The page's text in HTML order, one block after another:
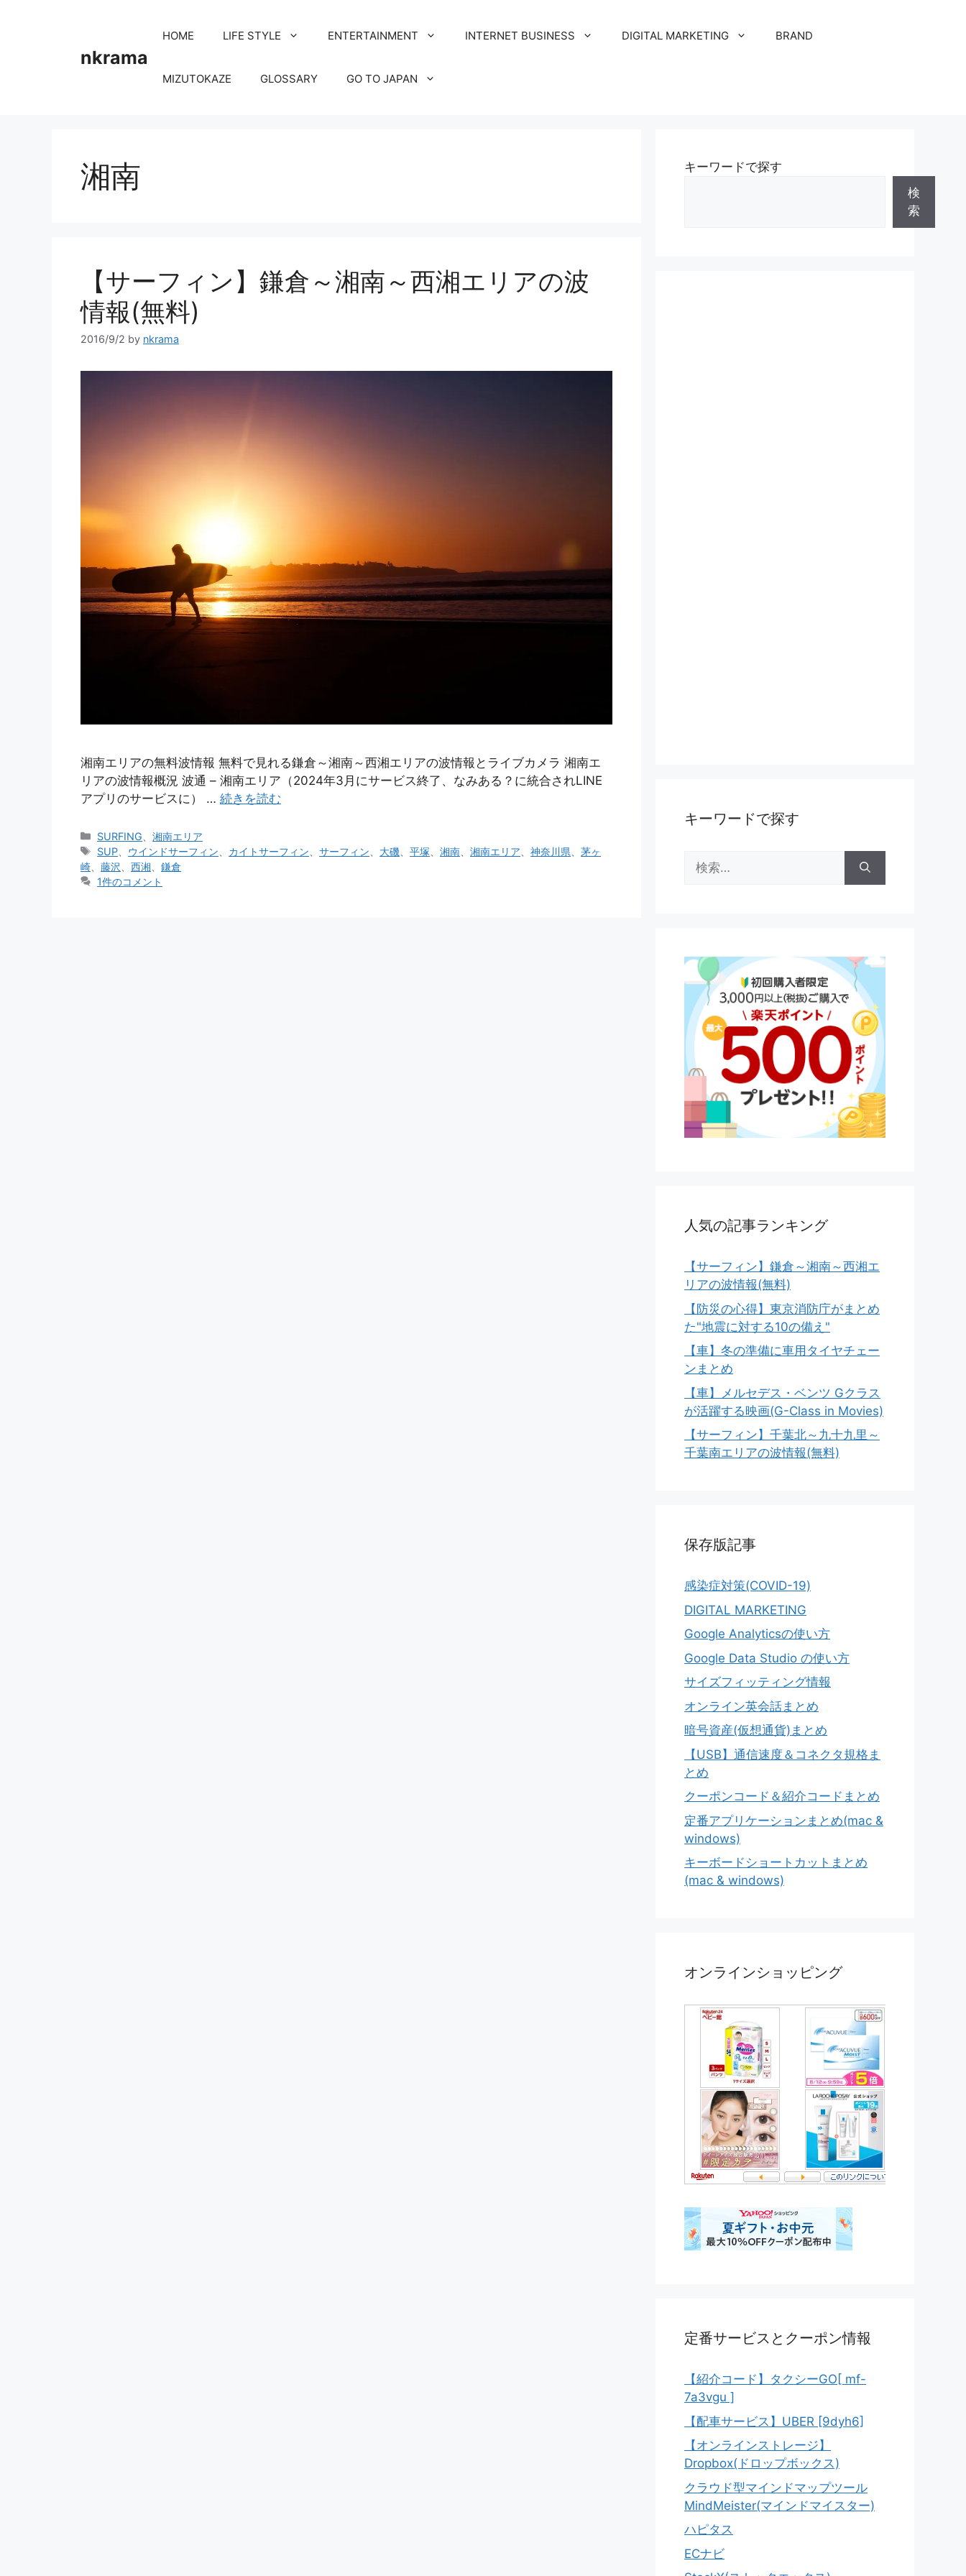
nkrama
HOME LIFE STYLE ENTERTAINMENT INTERNET BUSINESS DIGITAL MARKETING BRAND
MIZUTOKAZE GLOSSARY GO TO JAPAN
湘南
【サーフィン】鎌倉～湘南～西湘エリアの波
情報(無料)
2016/9/2 by nkrama
湘南エリアの無料波情報 無料で見れる鎌倉～湘南～西湘エリアの波情報とライブカメラ 湘南エ
リアの波情報概況 波通 – 湘南エリア（2024年3月にサービス終了、なみある？に統合されLINE
アプリのサービスに） … 続きを読む
カ
テ
ゴ
リ
SURFING 、湘南エリア
タ
グ
SUP ウインドサーフィン カイトサーフィン 、サーフィン 大磯 、平塚 、湘南 、湘南エリア 、神奈川県 、茅ヶ
崎
藤沢 西湘
鎌倉
1件のコメント
キーワードで探す
検
索
キーワードで探す
索:
人気の記事ランキング
【サーフィン】鎌倉～湘南～西湘エ
リアの波情報(無料)
【防災の心得】東京消防庁がまとめ
た"地震に対する10の備え"
【車】冬の準備に車用タイヤチェー
ンまとめ
【車】メルセデス・ベンツ Gクラス
が活躍する映画(G-Class in Movies)
【サーフィン】千葉北～九十九里～
千葉南エリアの波情報(無料)
保存版記事
感染症対策(COVID-19)
DIGITAL MARKETING
Google Analyticsの使い方
Google Data Studio の使い方
サイズフィッティング情報
オンライン英会話まとめ
暗号資産(仮想通貨)まとめ
【USB】通信速度＆コネクタ規格ま
とめ
クーポンコード＆紹介コードまとめ
定番アプリケーションまとめ(mac &
windows)
キーボードショートカットまとめ
(mac & windows)
オンラインショッピング
定番サービスとクーポン情報
【紹介コード】タクシーGO[ mf-
7a3vgu ]
【配車サービス】UBER [9dyh6]
【オンラインストレージ】
Dropbox(ドロップボックス)
クラウド型マインドマップツール
MindMeister(マインドマイスター)
ハピタス
ECナビ